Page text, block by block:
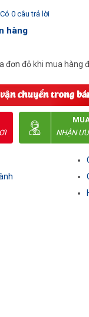
Có 0 câu trả lời
hàng
đơn đỏ khi mua hàng
NHẬN